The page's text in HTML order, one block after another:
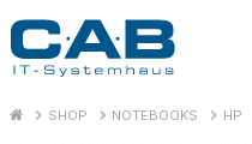
SHOP NOTEBOOKS HP